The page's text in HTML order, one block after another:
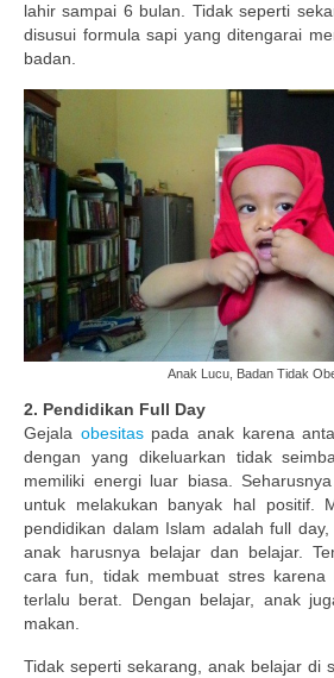
lahir sampai 6 bulan. Tidak seperti
disusui formula sapi yang ditengarai
badan.
Anak Lucu, Badan Tidak
2. Pendidikan Full Day
Gejala obesitaspada anak karena
dengan yang dikeluarkan tidak
memiliki energi luar biasa.
untuk melakukan banyak hal positif.
pendidikan dalam Islam adalah full
anak harusnya belajar dan belajar.
cara fun, tidak membuat stres karena
terlalu berat. Dengan belajar, anak
makan.
Tidak seperti sekarang, anak belajar di